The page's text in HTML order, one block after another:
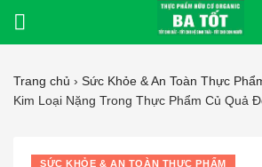
qua
dungTrang chủ › Sức Khỏe & An Toàn Thực
Kim Loại Nặng Trong Thực Phẩm Củ Quả
SỨC KHỎE & AN TOÀN THỰC PHẨM